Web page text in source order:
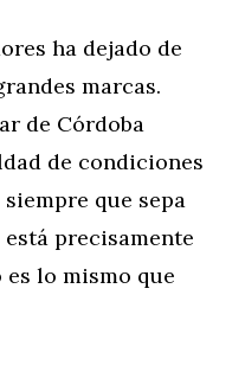
ha dejado de
marcas.
de Córdoba
de condiciones
que sepa
precisamente
lo mismo que